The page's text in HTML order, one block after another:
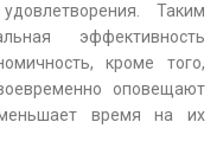
Таким
эффективность
кроме того,
оповещают
время на их